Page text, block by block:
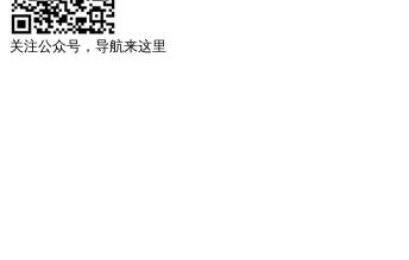
关注公众号，导航来这里